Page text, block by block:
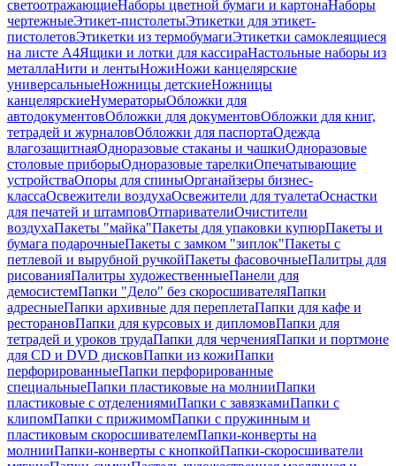
светоотражающиеНаборы цветной бумаги и картонаНаборы
чертежныеЭтикет-пистолетыЭтикетки для этикет-
пистолетовЭтикетки из термобумагиЭтикетки самоклеящиеся
на листе А4Ящики и лотки для кассираНастольные наборы из
металлаНити и лентыНожиНожи канцелярские
универсальныеНожницы детскиеНожницы
канцелярскиеНумераторыОбложки для
автодокументовОбложки для документовОбложки для книг,
тетрадей и журналовОбложки для паспортаОдежда
влагозащитнаяОдноразовые стаканы и чашкиОдноразовые
столовые приборыОдноразовые тарелкиОпечатывающие
устройстваОпоры для спиныОрганайзеры бизнес-
классаОсвежители воздухаОсвежители для туалетаОснастки
для печатей и штамповОтпаривателиОчистители
воздухаПакеты "майка"Пакеты для упаковки купюрПакеты и
бумага подарочныеПакеты с замком "зиплок"Пакеты с
петлевой и вырубной ручкойПакеты фасовочныеПалитры для
рисованияПалитры художественныеПанели для
демосистемПапки "Дело" без скоросшивателяПапки
адресныеПапки архивные для переплетаПапки для кафе и
ресторановПапки для курсовых и дипломовПапки для
тетрадей и уроков трудаПапки для черченияПапки и портмоне
для CD и DVD дисковПапки из кожиПапки
перфорированныеПапки перфорированные
специальныеПапки пластиковые на молнииПапки
пластиковые с отделениямиПапки с завязкамиПапки с
клипомПапки с прижимомПапки с пружинным и
пластиковым скоросшивателемПапки-конверты на
молнииПапки-конверты с кнопкойПапки-скоросшиватели